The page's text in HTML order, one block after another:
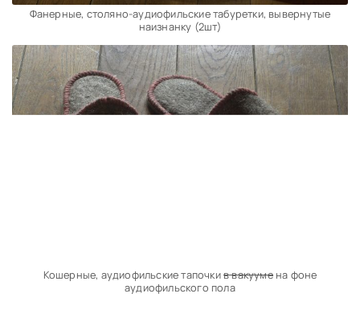
Фанерные, столяно-аудиофильские табуретки, вывернутые
наизнанку (2шт)
Кошерные, аудиофильские тапочкив вакуумена фоне
аудиофильского пола